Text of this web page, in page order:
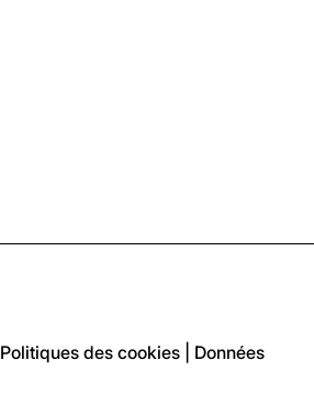
Politiques des cookies
Données